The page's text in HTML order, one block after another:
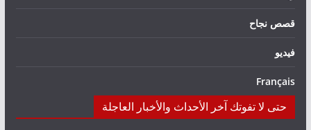
قصص نجاح
فيديو
Français
حتى لا تفوتك آخر الأحداث والأخبار العاجلة